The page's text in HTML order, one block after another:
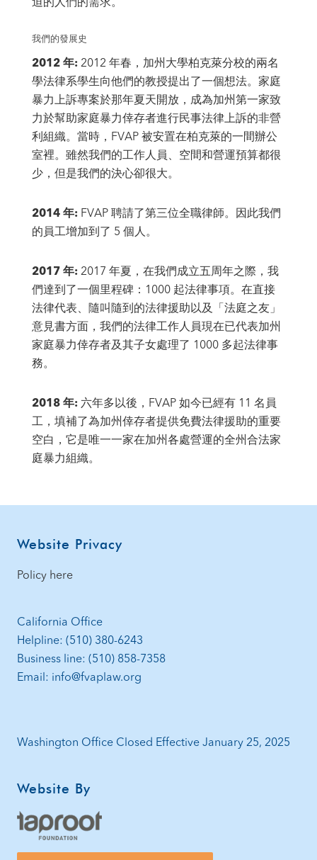
迫的人們的需求。
我們的發展史
2012 年:2012 年春，加州大學柏克萊分校的兩名
學法律系學生向他們的教授提出了一個想法。家庭
暴力上訴專案於那年夏天開放，成為加州第一家致
力於幫助家庭暴力倖存者進行民事法律上訴的非營
利組織。當時，FVAP 被安置在柏克萊的一間辦公
室裡。雖然我們的工作人員、空間和營運預算都很
少，但是我們的決心卻很大。
2014 年:FVAP 聘請了第三位全職律師。因此我們
的員工增加到了 5 個人。
2017 年:2017 年夏，在我們成立五周年之際，我
們達到了一個里程碑：1000 起法律事項。在直接
法律代表、隨叫隨到的法律援助以及「法庭之友」
意見書方面，我們的法律工作人員現在已代表加州
家庭暴力倖存者及其子女處理了 1000 多起法律事
務。
2018 年:六年多以後，FVAP 如今已經有 11 名員
工，填補了為加州倖存者提供免費法律援助的重要
空白，它是唯一一家在加州各處營運的全州合法家
庭暴力組織。
Footer
Website Privacy
Policy here
California Office
Helpline: (510) 380-6243
Business line: (510) 858-7358
Email: info@fvaplaw.org
Washington Office Closed Effective January 25, 2025
Website By